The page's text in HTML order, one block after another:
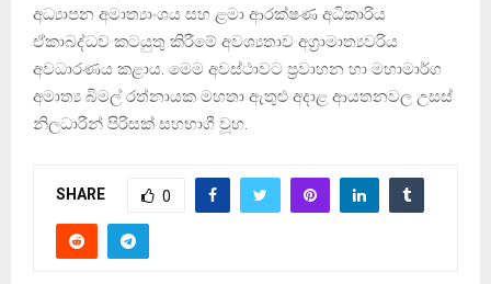
අධ්‍යාපන අමාත්‍යාංශය සහ ළමා ආරක්ෂණ අධිකාරිය
ඒකාබද්ධව කටයුතු කිරීමේ අවශ්‍යතාව අග්‍රාමාත්‍යවරිය
අවධාරණය කළාය. මෙම අවස්ථාවට ප්‍රවාහන හා මහාමාර්ග
අමාත්‍ය බිමල් රත්නායක මහතා ඇතුළු අදාළ ආයතනවල උසස්
නිලධාරීන් පිරිසක් සහභාගී වූහ.
SHARE 0